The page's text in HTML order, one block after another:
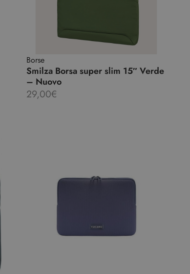
Borse
Smilza Borsa super slim 15″ Verde
– Nuovo
29,00€